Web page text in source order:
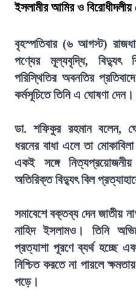
ইসলামীর আমির ও
বৃহস্পতিবার (৬ আগস্ট)
পণ্যের মূল্যবৃদ্ধি,
পরিস্থিতির অবনতির
কর্মসূচিতে তিনি এ ঘোষণা দেন।
ডা. শফিকুর রহমান বলেন,
ধরনের বাধা এলে তা
একই সঙ্গে
অতিরিক্ত বিদ্যুৎ বিল
সমাবেশে বক্তব্য দেন জাতীয়
নাহিদ ইসলামও। তিনি
প্রত্যাশা পূরণে ব্যর্থ হচ্ছে
নিশ্চিত করতে না পারলে
পড়ে।